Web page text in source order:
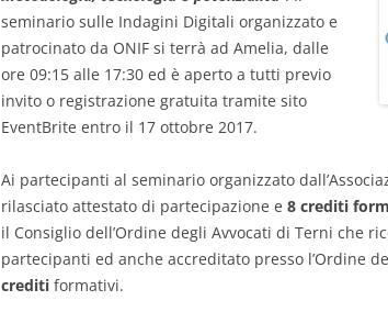
seminario sulle Indagini Digitali organizzato e
patrocinato da ONIF si terrà ad Amelia, dalle
ore 09:15 alle 17:30 ed è aperto a tutti previo
invito o registrazione gratuita tramite sito
EventBrite entro il 17 ottobre 2017.
Ai partecipanti al seminario organizzato
rilasciato attestato di partecipazione e 8 crediti
il Consiglio dell’Ordine degli Avvocati di Terni che
partecipanti ed anche accreditato presso l’Ordine
crediti formativi.